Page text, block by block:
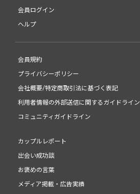
会員ログイン
ヘルプ
会員規約
プライバシーポリシー
会社概要/特定商取引法に基づく表記
利用者情報の外部送信に関するガイドライン
コミュニティガイドライン
カップルレポート
出会い成功談
お褒めの言葉
メディア掲載・広告実績